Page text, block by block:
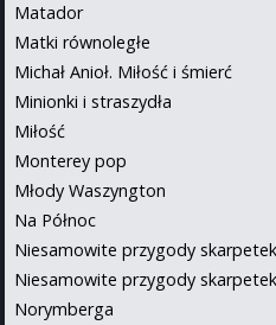
Matador
Matki równoległe
Michał Anioł. Miłość i śmierć
Minionki i straszydła
Miłość
Monterey pop
Młody Waszyngton
Na Północ
Niesamowite przygody skarpetek
Niesamowite przygody
Norymberga